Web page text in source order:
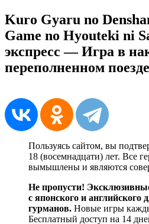
Kuro Gyaru no
Game no Hyouteki ni
экспресс — Игра в
переполненном
Пользуясь сайтом, вы
18 (восемнадцати) лет. Все
вымышлены и являются
Не пропусти!
с японского и английского
гурманов. Новые игры
Бесплатный доступ на 14